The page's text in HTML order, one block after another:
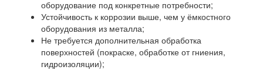
оборудование под конкретные потребности;
Устойчивость к коррозии выше, чем у ёмкостного
оборудования из металла;
Не требуется дополнительная обработка
поверхностей (покраске, обработке от гниения,
гидроизоляции);